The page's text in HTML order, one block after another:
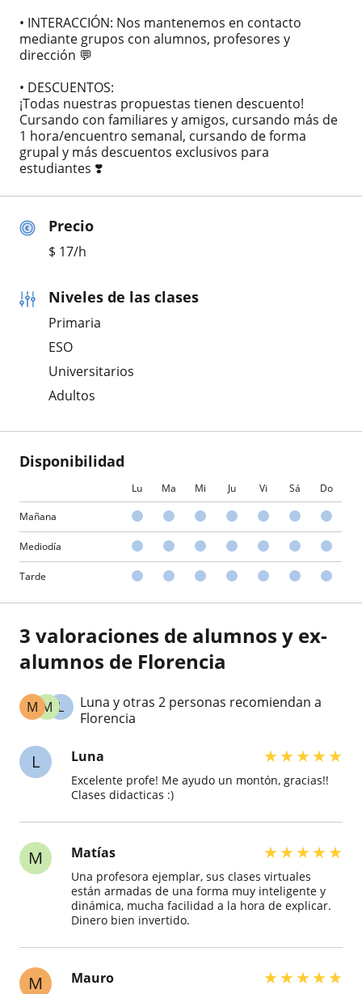
Precio
$ 17/h
Niveles de las clases
Primaria
ESO
Universitarios
Adultos
Disponibilidad
Lu Ma Mi Ju Vi Sá Do
Mañana
Mediodía
Tarde
• INTERACCIÓN: Nos mantenemos en contacto
mediante grupos con alumnos, profesores y
dirección 💬
• DESCUENTOS:
¡Todas nuestras propuestas tienen descuento!
Cursando con familiares y amigos, cursando más de
1 hora/encuentro semanal, cursando de forma
grupal y más descuentos exclusivos para
estudiantes ❣️
3 valoraciones de alumnos y ex-
alumnos de Florencia
L
M
M
Luna y otras 2 personas recomiendan a
Florencia
L Luna ★★★★★
Excelente profe! Me ayudo un montón, gracias!!
Clases didacticas :)
M Matías ★★★★★
Una profesora ejemplar, sus clases virtuales
están armadas de una forma muy inteligente y
dinámica, mucha facilidad a la hora de explicar.
Dinero bien invertido.
M Mauro ★★★★★